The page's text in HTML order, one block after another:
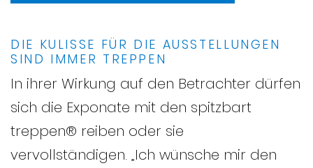
DIE KULISSE FÜR DIE AUSSTELLUNGEN
SIND IMMER TREPPEN
In ihrer Wirkung auf den Betrachter dürfen
sich die Exponate mit den spitzbart
treppen® reiben oder sie
vervollständigen. „Ich wünsche mir den